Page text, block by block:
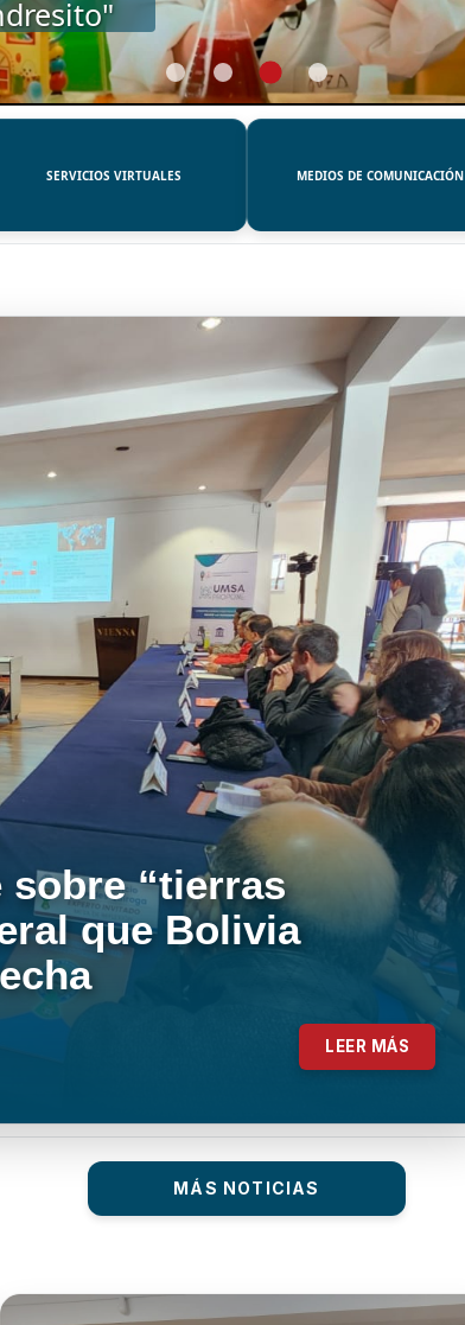
SERVICIOS VIRTUALES MEDIOS DE COMUNICACIÓN
sobre “tierras
que Bolivia
LEER MÁS
MÁS NOTICIAS